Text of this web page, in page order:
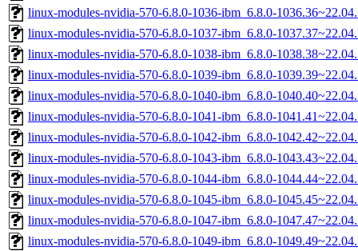
linux-modules-nvidia-570-6.8.0-1036-ibm_6.8.0-
linux-modules-nvidia-570-6.8.0-1037-ibm_6.8.0-
linux-modules-nvidia-570-6.8.0-1038-ibm_6.8.0-
linux-modules-nvidia-570-6.8.0-1039-ibm_6.8.0-
linux-modules-nvidia-570-6.8.0-1040-ibm_6.8.0-
linux-modules-nvidia-570-6.8.0-1041-ibm_6.8.0-
linux-modules-nvidia-570-6.8.0-1042-ibm_6.8.0-
linux-modules-nvidia-570-6.8.0-1043-ibm_6.8.0-
linux-modules-nvidia-570-6.8.0-1044-ibm_6.8.0-
linux-modules-nvidia-570-6.8.0-1045-ibm_6.8.0-
linux-modules-nvidia-570-6.8.0-1047-ibm_6.8.0-
linux-modules-nvidia-570-6.8.0-1049-ibm_6.8.0-